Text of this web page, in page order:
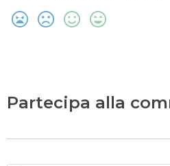
Partecipa alla